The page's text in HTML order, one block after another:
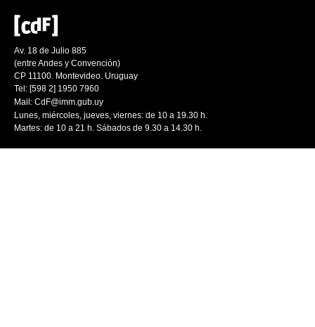
Av. 18 de Julio 885
(entre Andes y Convención)
CP 11100. Montevideo. Uruguay
Tel: [598 2] 1950 7960
Mail: CdF@imm.gub.uy
Lunes, miércoles, jueves, viernes: de 10 a 19.30 h.
Martes: de 10 a 21 h. Sábados de 9.30 a 14.30 h.